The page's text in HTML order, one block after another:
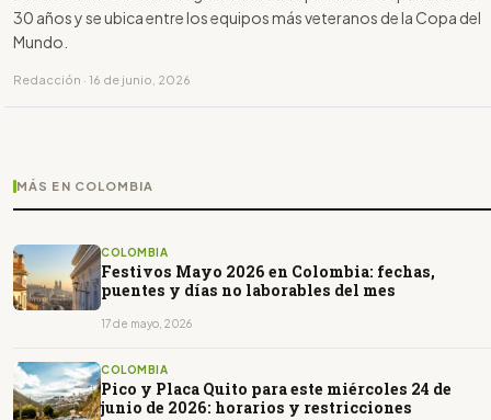
30 años y se ubica entre los equipos más veteranos de la Copa del
Mundo.
Redacción · 16 de junio, 2026
MÁS EN COLOMBIA
COLOMBIA
Festivos Mayo 2026 en Colombia: fechas,
puentes y días no laborables del mes
17 de mayo, 2026
COLOMBIA
Pico y Placa Quito para este miércoles 24 de
junio de 2026: horarios y restricciones